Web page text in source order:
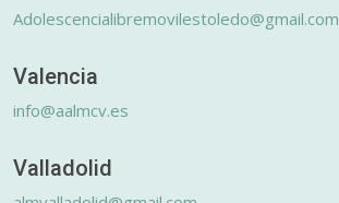
Adolescencialibremovilestoledo@gmail.com
Valencia
info@aalmcv.es
Valladolid